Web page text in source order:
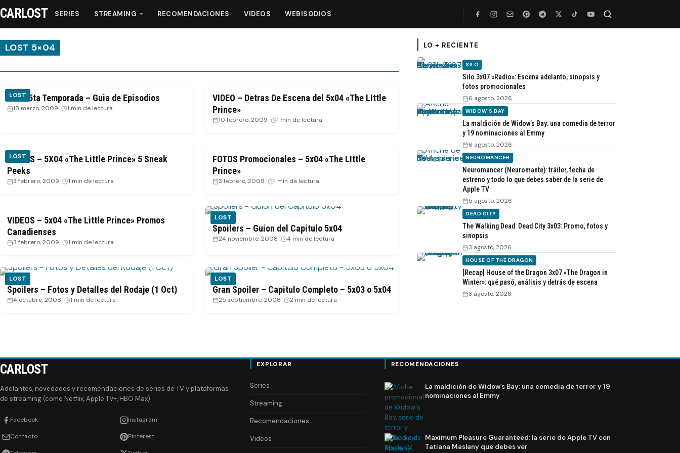
Streaming
Videos
CARLOST SERIES STREAMING RECOMENDACIONES VIDEOS WEBISODIOS
LOST 5×04
LOST
LOST 5ta Temporada – Guia de Episodios
18 marzo, 2009 1 min de lectura
VIDEO – Detras De Escena del 5x04 «The LIttle
Prince»
10 febrero, 2009 1 min de lectura
LOST
VIDEOS – 5X04 «The Little Prince» 5 Sneak
Peeks
3 febrero, 2009 1 min de lectura
FOTOS Promocionales – 5x04 «The LIttle
Prince»
3 febrero, 2009 1 min de lectura
VIDEOS – 5x04 «The Little Prince» Promos
Canadienses
3 febrero, 2009 1 min de lectura
LOST
Spoilers – Guion del Capitulo 5x04
24 noviembre, 2008 4 min de lectura
LOST
Spoilers – Fotos y Detalles del Rodaje (1 Oct)
4 octubre, 2008 1 min de lectura
LOST
Gran Spoiler – Capitulo Completo – 5x03 o 5x04
25 septiembre, 2008 2 min de lectura
LO + RECIENTE
SILO
Silo 3x07 «Radio»: Escena adelanto, sinopsis y
fotos promocionales
6 agosto, 2026
WIDOW'S BAY
La maldición de Widow’s Bay: una comedia de terror
y 19 nominaciones al Emmy
6 agosto, 2026
NEUROMANCER
Neuromancer (Neuromante): tráiler, fecha de
estreno y todo lo que debes saber de la serie de
Apple TV
5 agosto, 2026
DEAD CITY
The Walking Dead: Dead City 3x03: Promo, fotos y
sinopsis
3 agosto, 2026
HOUSE OF THE DRAGON
[Recap] House of the Dragon 3x07 «The Dragon in
Winter»: qué pasó, análisis y detrás de escena
3 agosto, 2026
CARLOST
Adelantos, novedades y recomendaciones de series de TV y plataformas
de streaming (como Netflix, Apple TV+, HBO Max).
Facebook Instagram
Contacto Pinterest
EXPLORAR
Series
Streaming
Recomendaciones
Videos
RECOMENDACIONES
La maldición de Widow’s Bay: una comedia de terror y 19
nominaciones al Emmy
Maximum Pleasure Guaranteed: la serie de Apple TV con
Tatiana Maslany que debes ver